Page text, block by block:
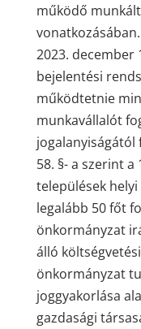
működő
2023. december
bejelentési
működtetnie
munkavállalót
jogalanyiságától
58. §- a szerint
települések
legalább 50 főt
önkormányzat
álló
önkormányzat
joggyakorlása
gazdasági